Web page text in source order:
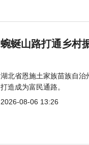
蜿蜒山路打通乡村
湖北省恩施土家族苗族自
打造成为富民通路。
2026-08-06 13:26